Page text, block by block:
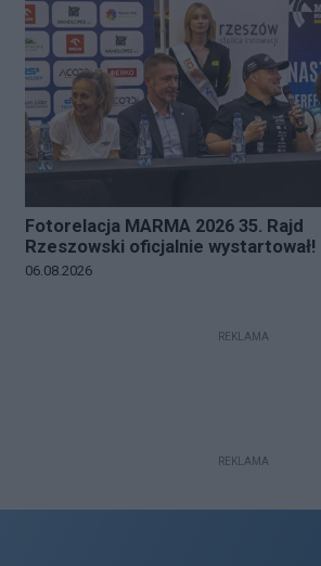
Fotorelacja MARMA 2026 35. Rajd
Rzeszowski oficjalnie wystartował!
Data dodania galerii:
06.08.2026
REKLAMA
REKLAMA